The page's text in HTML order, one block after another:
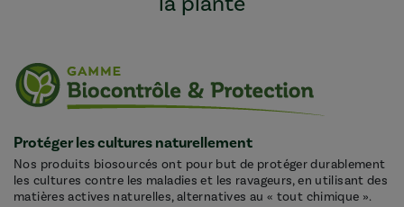
Protéger les cultures naturellement
Nos produits biosourcés ont pour but de protéger durablement
les cultures contre les maladies et les ravageurs, en utilisant des
matières actives naturelles, alternatives au « tout chimique ».